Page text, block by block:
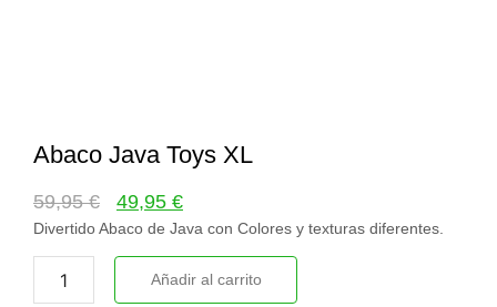
Abaco Java Toys XL
59,95€ 49,95 €
Divertido Abaco de Java con Colores y texturas diferentes.
Añadir al carrito